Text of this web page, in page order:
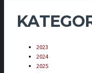
2023
2024
2025